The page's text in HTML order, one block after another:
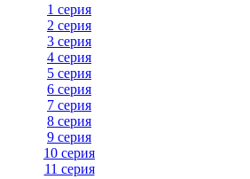
1 серия
2 серия
3 серия
4 серия
5 серия
6 серия
7 серия
8 серия
9 серия
10 серия
11 серия